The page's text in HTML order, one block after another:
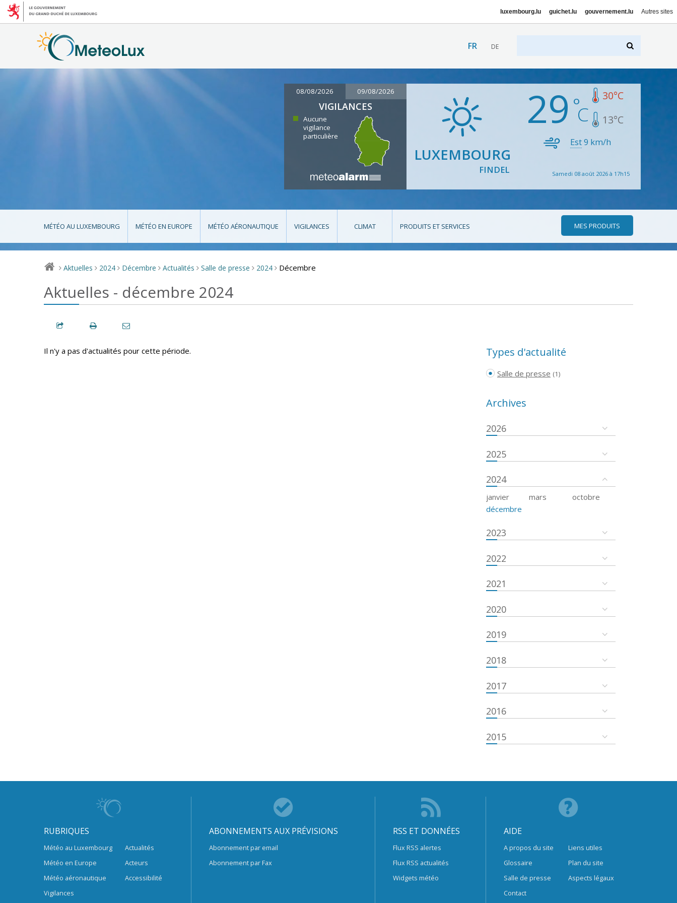
luxembourg.lu guichet.lu gouvernement.lu Autres sites
FR DE
08/08/2026 09/08/2026
VIGILANCES
Aucune
vigilance
particulière
LUXEMBOURG
FINDEL
29 30°C
13°C
Est9 km/h
Samedi 08 août 2026 à 17h15
MÉTÉO AU LUXEMBOURG MÉTÉO EN EUROPE MÉTÉO AÉRONAUTIQUE VIGILANCES CLIMAT PRODUITS ET SERVICES MES PRODUITS
> Aktuelles > 2024 > Décembre > Actualités > Salle de presse > 2024 > Décembre
Aktuelles - décembre 2024
Il n'y a pas d'actualités pour cette période. Types d'actualité
Salle de presse (1)
Archives
2026
2025
2024
janvier mars
octobre
décembre
2023
2022
2021
2020
2019
2018
2017
2016
2015
RUBRIQUES
Météo au Luxembourg
Météo en Europe
Météo aéronautique
Vigilances
Actualités
Acteurs
Accessibilité
ABONNEMENTS AUX PRÉVISIONS
Abonnement par email
Abonnement par Fax
RSS ET DONNÉES
Flux RSS alertes
Flux RSS actualités
Widgets météo
AIDE
A propos du site
Glossaire
Salle de presse
Contact
Liens utiles
Plan du site
Aspects légaux